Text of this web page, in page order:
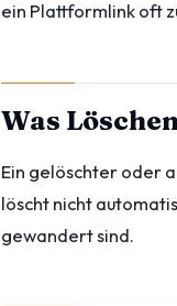
ein Plattformlink oft
Was
Ein gelöschter oder
löscht nicht
gewandert sind.